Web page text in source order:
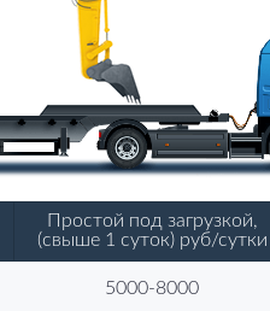
Простой под загрузкой,
(свыше 1 суток) руб/сутки
5000-8000